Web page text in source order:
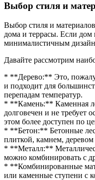
Выбор стиля и
Выбор стиля и
дома и террасы. Если дом
минималистичным
Давайте рассмотрим
* **Дерево:** Это,
и подходит для
перепадам температур.
* **Камень:** Каменная
долговечен и не требует
этом более доступен по
* **Бетон:** Бетонные
плиткой, камнем,
* **Металл:**
можно комбинировать с
* **Комбинированные
или каменные ступени с